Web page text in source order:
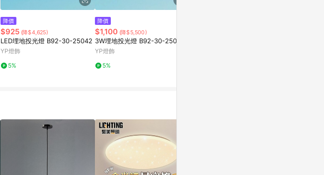
降價
$925 (降$4,625)
LED埋地投光燈 B92-30-25042
YP燈飾
5%
降價
$1,100 (降$5,500)
3W埋地投光燈 B92-30-25043
YP燈飾
5%